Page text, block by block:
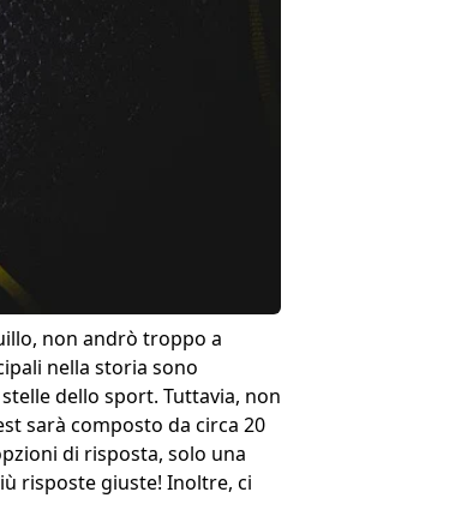
non andrò troppo a
nella storia sono
dello sport. Tuttavia, non
sarà composto da circa 20
di risposta, solo una
risposte giuste! Inoltre, ci